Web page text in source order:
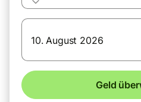
10. August 2026
Geld